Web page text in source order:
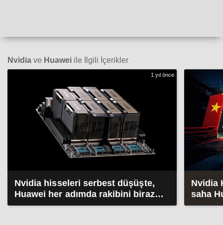
Nvidia ve Huawei ile İlgili İçerikler
1 yıl önce
Nvidia hisseleri serbest düşüşte,
Huawei her adımda rakibini biraz
daha eziyor
Nvidia
saha